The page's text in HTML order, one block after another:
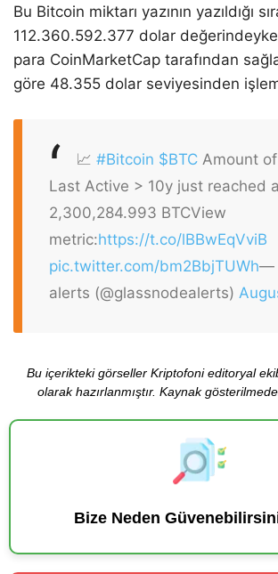
Bu Bitcoin miktarı yazının yazıldığı
112.360.592.377 dolar
para CoinMarketCap tarafından
göre 48.355 dolar seviyesinden
📈 #Bitcoin $BTC Amount
Last Active > 10y just reached
2,300,284.993 BTCView
metric:https://t.co/lBBwEqVviB
pic.twitter.com/bm2BbjTUWh—
alerts (@glassnodealerts)
Bu içerikteki görseller Kriptofoni editoryal
olarak hazırlanmıştır. Kaynak
Bize Neden